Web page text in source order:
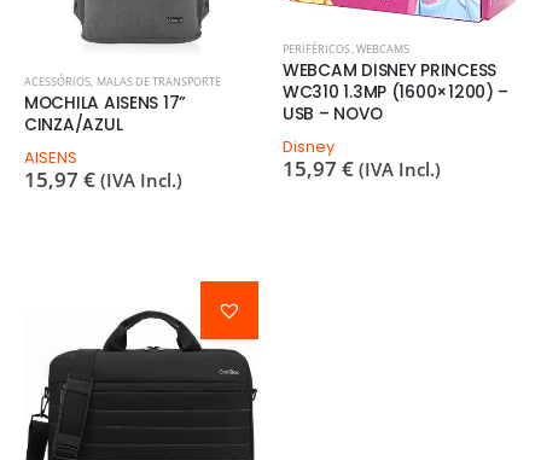
ACESSÓRIOS, MALAS DE TRANSPORTE
MOCHILA AISENS 17”
CINZA/AZUL
AISENS
15,97 € (IVA Incl.)
PERIFÉRICOS,WEBCAMS
WEBCAM DISNEY PRINCESS
WC310 1.3MP (1600×1200) –
USB – NOVO
Disney
15,97 € (IVA Incl.)